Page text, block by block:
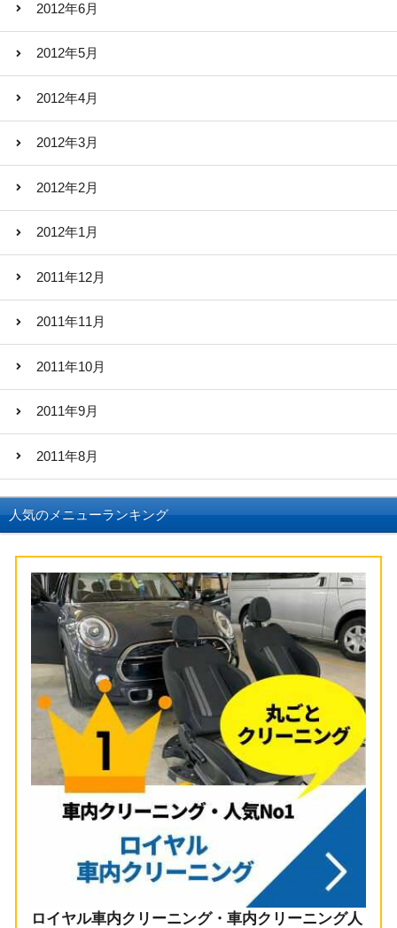
2012年6月
2012年5月
2012年4月
2012年3月
2012年2月
2012年1月
2011年12月
2011年11月
2011年10月
2011年9月
2011年8月
人気のメニューランキング
ロイヤル車内クリーニング・車内クリーニング人